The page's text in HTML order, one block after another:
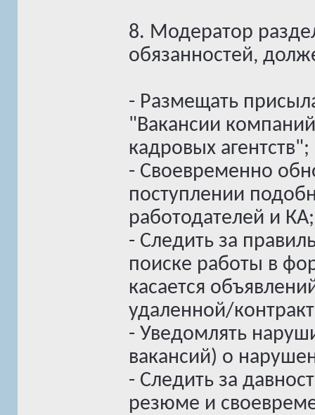
8. Модератор
обязанностей,
- Размещать
"Вакансии
кадровых агентств";
- Своевременно
поступлении
работодателей и КА;
- Следить за
поиске работы в
касается
удаленной/
- Уведомлять
вакансий) о
- Следить за
резюме и